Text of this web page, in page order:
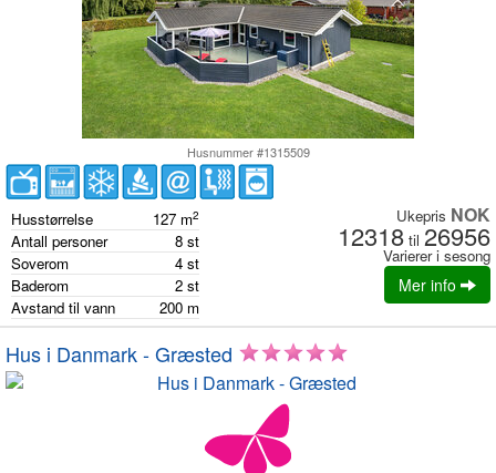
Husnummer #1315509
Husstørrelse 127 m2
Antall personer 8 st
Soverom
4 st
Baderom
2 st
Avstand til vann
200 m
Ukepris NOK
12318 til 26956
Varierer i sesong
Mer info
Hus i Danmark - Græsted